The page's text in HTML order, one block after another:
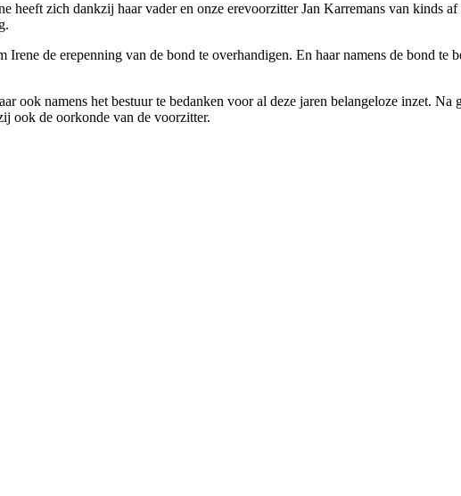
heeft zich dankzij haar vader en onze erevoorzitter Jan Karremans van kinds af
de erepenning van de bond te overhandigen. En haar namens de bond te
ook namens het bestuur te bedanken voor al deze jaren belangeloze inzet. Na
ook de oorkonde van de voorzitter.